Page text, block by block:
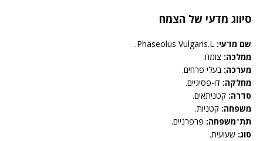
סיווג מדעי של הצמח
שם מדעי: Phaseolus Vulgaris.L.
ממלכה: צומח.
מערכה: בעלי פרחים.
מחלקה: דו-פסיגיים.
סדרה: קטניתאים.
משפחה: קטניות.
תת־משפחה: פרפרניים.
סוג: שעועית.